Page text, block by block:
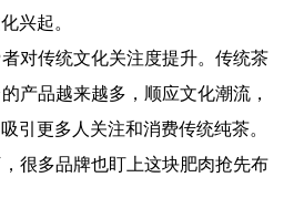
兴起。
对传统文化关注度提升。传统茶
产品越来越多，顺应文化潮流，
引更多人关注和消费传统纯茶。
很多品牌也盯上这块肥肉抢先布